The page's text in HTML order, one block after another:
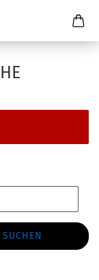
SUCHEN